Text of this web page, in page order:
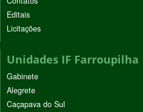
Editais
Licitações
Unidades IF Farroupilha
Gabinete
Alegrete
Caçapava do Sul